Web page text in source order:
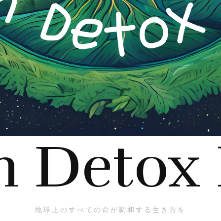
Detox
地球上のすべての命が調和する生き方を